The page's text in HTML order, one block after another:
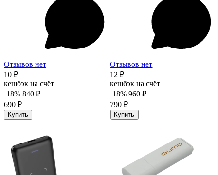
Отзывов нет
10 ₽
кешбэк на счёт
-18% 840 ₽
690 ₽
Купить
Отзывов нет
12 ₽
кешбэк на счёт
-18% 960 ₽
790 ₽
Купить